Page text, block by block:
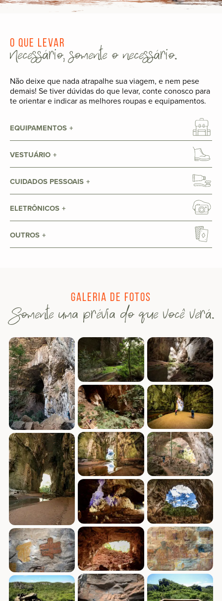
O que levar
Necessário, somente o necessário.
Não deixe que nada atrapalhe sua viagem, e nem pese
demais! Se tiver dúvidas do que levar, conte conosco para
te orientar e indicar as melhores roupas e equipamentos.
EQUIPAMENTOS
VESTUÁRIO
CUIDADOS PESSOAIS
ELETRÔNICOS
OUTROS
Galeria de fotos
Somente uma prévia do que você verá.